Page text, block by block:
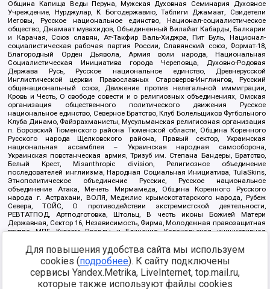
Община Капища Веды Перуна, Мужская Духовная Семинария Духовное
Учреждение, Нурджулар, К Богодержавию, Таблиги Джамаат, Свидетели
Иеговы, Русское национальное единство, Национал-социалистическое
общество, Джамаат мувахидов, Объединенный Вилайат Кабарды, Балкарии
и Карачая, Союз славян, Ат-Такфир Валь-Хиджра, Пит Буль, Национал-
социалистическая рабочая партия России, Славянский союз, Формат-18,
Благородный Орден Дьявола, Армия воли народа, Национальная
Социалистическая Инициатива города Череповца, Духовно-Родовая
Держава Русь, Русское национальное единство, Древнерусской
Инглистической церкви Православных Староверов-Инглингов, Русский
общенациональный союз, Движение против нелегальной иммиграции,
Кровь и Честь, О свободе совести и о религиозных объединениях, Омская
организация общественного политического движения Русское
национальное единство, Северное Братство, Клуб Болельщиков Футбольного
Клуба Динамо, Файзрахманисты, Мусульманская религиозная организация
п. Боровский Тюменского района Тюменской области, Община Коренного
Русского народа Щелковского района, Правый сектор, Украинская
национальная ассамблея – Украинская народная самооборона,
Украинская повстанческая армия, Тризуб им. Степана Бандеры, Братство,
Белый Крест, Misanthropic division, Религиозное объединение
последователей инглиизма, Народная Социальная Инициатива, TulaSkins,
Этнополитическое объединение Русские, Русское национальное
объединение Атака, Мечеть Мирмамеда, Община Коренного Русского
народа г. Астрахани, ВОЛЯ, Меджлис крымскотатарского народа, Рубеж
Севера, ТОЙС, О противодействии экстремистской деятельности,
РЕВТАТПОД, Артподготовка, Штольц, В честь иконы Божией Матери
Державная, Сектор 16, Независимость, Фирма, Молодежная правозащитная
группа МПГ, Курсом Правды и Единения, Каракольская инициативная
Благотворительный пансионат Ак Умут, Русская республика Русь,
Арестантское уголовное единство, Башкорт, Нация и свобода, W.H.С., Фалунь
Дафа, Иртыш Ultras, Русский Патриотический клуб-Новокузнецк/РПК,
Сибирский державный союз, Фонд борьбы с коррупцией, Фонд защиты прав
граждан, Штабы Навального, Совет граждан СССР Прикубанского округа г.
Для повышения удобства сайта мы используем
cookies (подробнее). К сайту подключены
сервисы Yandex.Metrika, LiveInternet, top.mail.ru,
которые также используют файлы cookies